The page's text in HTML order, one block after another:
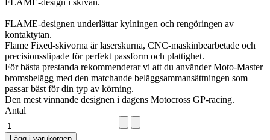
FLAME-designen underlättar kylningen och rengöringen av
kontaktytan.
Flame Fixed-skivorna är laserskurna, CNC-maskinbearbetade och
precisionsslipade för perfekt passform och plattighet.
För bästa prestanda rekommenderar vi att du använder Moto-Master
bromsbelägg med den matchande beläggsammansättningen som
passar bäst för din typ av körning.
Den mest vinnande designen i dagens Motocross GP-racing.
Antal